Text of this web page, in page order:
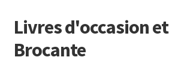
Aller
à
la
Aller
au
contenu
Livres d'occasion et
Brocante